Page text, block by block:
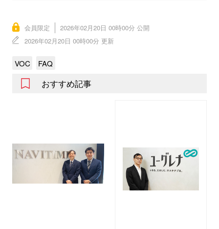
会員限定
2026年02月20日 00時00分 公開
2026年02月20日 00時00分 更新
VOC FAQ
おすすめ記事